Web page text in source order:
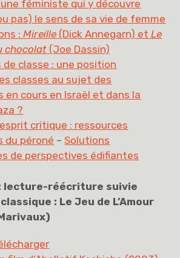
féministe qui y découvre
pas) le sens de sa vie de femme
:Mireille (Dick Annegarn) etLe
chocolat (Joe Dassin)
de classe : une position
classes au sujet des
en cours en Israël et dans la
?
critique : ressources
du péroné –Solutions
de perspectives édifiantes
: lecture-réécriture suivie
: Le Jeu de L’Amour